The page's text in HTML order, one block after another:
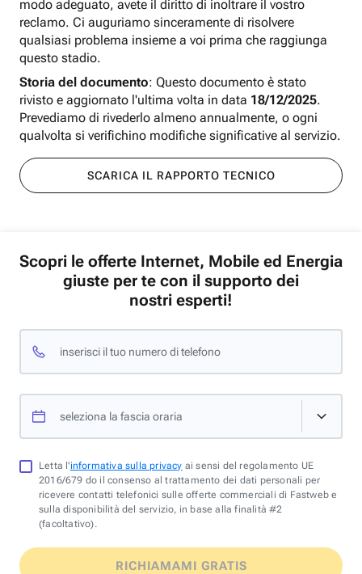
modo adeguato, avete il diritto di inoltrare il vostro
reclamo. Ci auguriamo sinceramente di risolvere
qualsiasi problema insieme a voi prima che raggiunga
questo stadio.
Storia del documento: Questo documento è stato
rivisto e aggiornato l'ultima volta in data 18/12/2025.
Prevediamo di rivederlo almeno annualmente, o ogni
qualvolta si verifichino modifiche significative al servizio.
SCARICA IL RAPPORTO TECNICO
Scopri le offerte Internet, Mobile ed Energia
giuste per te con il supporto dei
nostri esperti!
inserisci il tuo numero di telefono
seleziona la fascia oraria
Letta l'informativa sulla privacy ai sensi del regolamento UE
2016/679 do il consenso al trattamento dei dati personali per
ricevere contatti telefonici sulle offerte commerciali di Fastweb e
sulla disponibilità del servizio, in base alla finalità #2
(facoltativo).
RICHIAMAMI GRATIS